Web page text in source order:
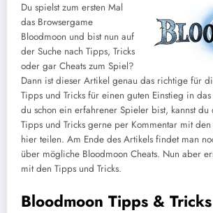
Du spielst zum ersten Mal
das Browsergame
Bloodmoon und bist nun auf
der Suche nach Tipps, Tricks
oder gar Cheats zum Spiel?
Dann ist dieser Artikel genau das richtige für
Tipps und Tricks für einen guten Einstieg in
du schon ein erfahrener Spieler bist, kannst du
Tipps und Tricks gerne per Kommentar mit
hier teilen. Am Ende des Artikels findet man
über mögliche Bloodmoon Cheats. Nun aber
mit den Tipps und Tricks.
Bloodmoon Tipps & Tricks